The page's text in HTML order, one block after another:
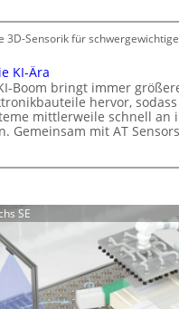
n
e
n
S
t
u
e
r
u
3D-Sensorik für
KI-Ära
Boom bringt immer
hervor, sodass
mittlerweile schnell an
Gemeinsam mit AT
SE